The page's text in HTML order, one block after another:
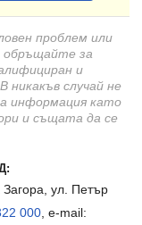
проблем или
обръщайте за
и
никакъв случай не
информация като
и същата да се
ул. Петър
000, e-mail: